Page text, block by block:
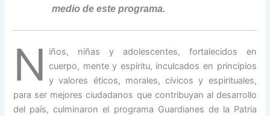
medio de este programa.
N
iños, niñas y adolescentes, fortalecidos en
cuerpo, mente y espíritu, inculcados en principios
y valores éticos, morales, cívicos y espirituales,
para ser mejores ciudadanos que contribuyan al desarrollo
del país, culminaron el programa Guardianes de la Patria